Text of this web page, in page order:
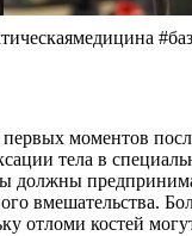
моментов
тела в
должны
отломи костей